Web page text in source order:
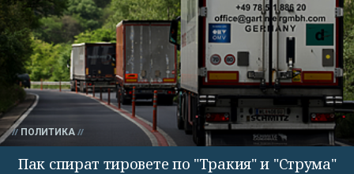
ПОЛИТИКА
Пак спират тировете по "Тракия" и "Струма"